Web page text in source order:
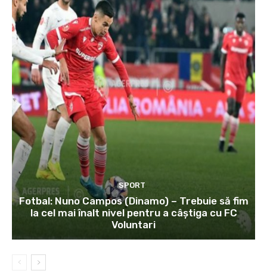
SPORT
Fotbal: Nuno Campos (Dinamo) – Trebuie să fim
la cel mai înalt nivel pentru a câștiga cu FC
Voluntari